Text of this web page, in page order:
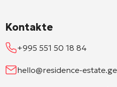
Kontakte
+995 551 50 18 84
hello@residence-estate.ge